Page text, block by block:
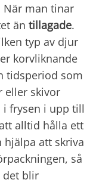
När man tinar
än tillagade.
typ av djur
korvliknande
tidsperiod som
eller skivor
frysen i upp till
alltid hålla ett
hjälpa att skriva
så
det blir